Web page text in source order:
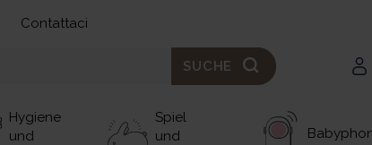
Contattaci
SUCHE
Hygiene
und
Spiel
und